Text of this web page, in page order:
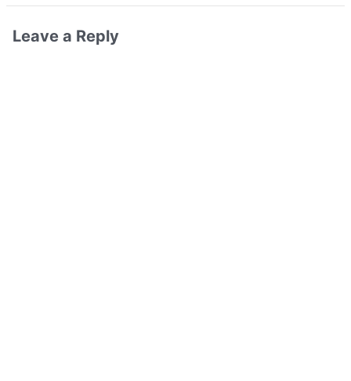
Leave a Reply